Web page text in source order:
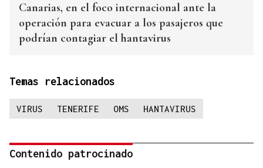
Canarias, en el foco internacional ante la
operación para evacuar a los pasajeros que
podrían contagiar el hantavirus
Temas relacionados
VIRUS TENERIFE OMS HANTAVIRUS
Contenido patrocinado